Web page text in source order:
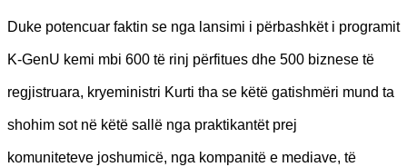
Duke potencuar faktin se nga lansimi i përbashkët i programit
K-GenU kemi mbi 600 të rinj përfitues dhe 500 biznese të
regjistruara, kryeministri Kurti tha se këtë gatishmëri mund ta
shohim sot në këtë sallë nga praktikantët prej
komuniteteve joshumicë, nga kompanitë e mediave, të